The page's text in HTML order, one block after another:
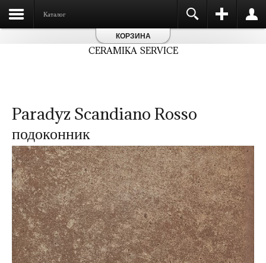
Каталог
КОРЗИНА
CERAMIKA SERVICE
Paradyz Scandiano Rosso
подоконник